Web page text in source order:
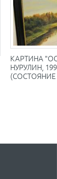
КАРТИНА
НУРУЛИН,